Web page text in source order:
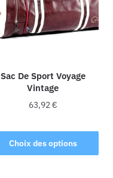
Sac De Sport Voyage
Vintage
63,92€
Choix des options
produit
a